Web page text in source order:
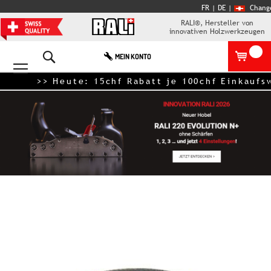
FR | DE |
RALI®, Hersteller von
innovativen Holzwerkzeugen
MEIN KONTO
>> Heute: 15chf Rabatt je 100chf